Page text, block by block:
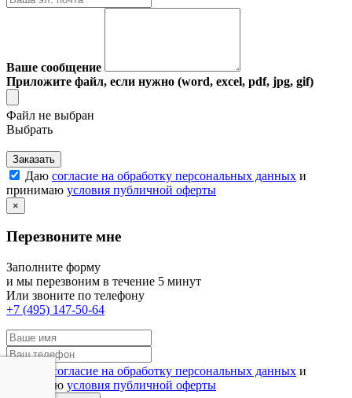
Ваше сообщение
Приложите файл, если нужно (word, excel, pdf, jpg, gif)
Файл не выбран
Выбрать
Заказать
Даю согласие на обработку персональных данных и
принимаю условия публичной оферты
×
Перезвоните мне
Заполните форму
и мы перезвоним в течение 5 минут
Или звоните по телефону
+7 (495) 147-50-64
согласие на обработку персональных данных и
принимаю условия публичной оферты